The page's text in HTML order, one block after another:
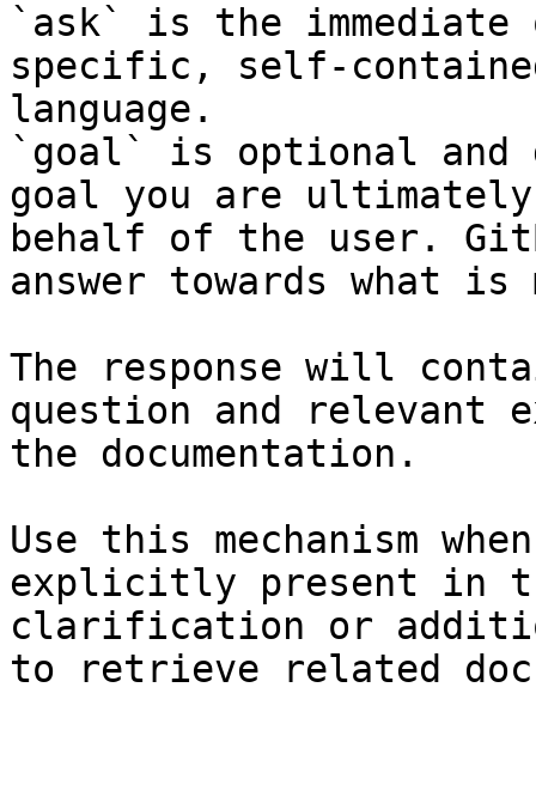
`ask` is the
specific, self-
language.
`goal` is optional and
goal you are
behalf of the user.
answer towards what
The response will
question and relevant
the documentation.
Use this mechanism
explicitly present in
clarification or